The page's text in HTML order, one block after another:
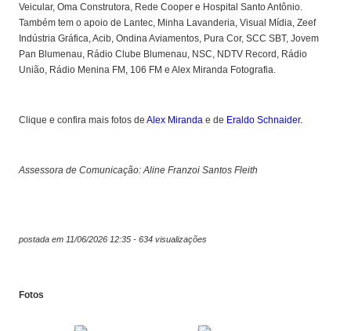
Veicular, Oma Construtora, Rede Cooper e Hospital Santo Antônio.
Também tem o apoio de Lantec, Minha Lavanderia, Visual Mídia, Zeef
Indústria Gráfica, Acib, Ondina Aviamentos, Pura Cor, SCC SBT, Jovem
Pan Blumenau, Rádio Clube Blumenau, NSC, NDTV Record, Rádio
União, Rádio Menina FM, 106 FM e Alex Miranda Fotografia.
Clique e confira mais fotos deAlex Miranda e de Eraldo Schnaider.
Assessora de Comunicação: Aline Franzoi Santos Fleith
postada em 11/06/2026 12:35 - 634 visualizações
Fotos